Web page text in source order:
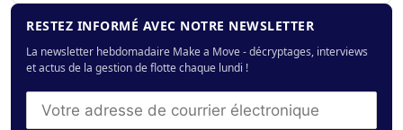
RESTEZ INFORMÉ AVEC NOTRE NEWSLETTER
La newsletter hebdomadaire Make a Move - décryptages, interviews
et actus de la gestion de flotte chaque lundi !